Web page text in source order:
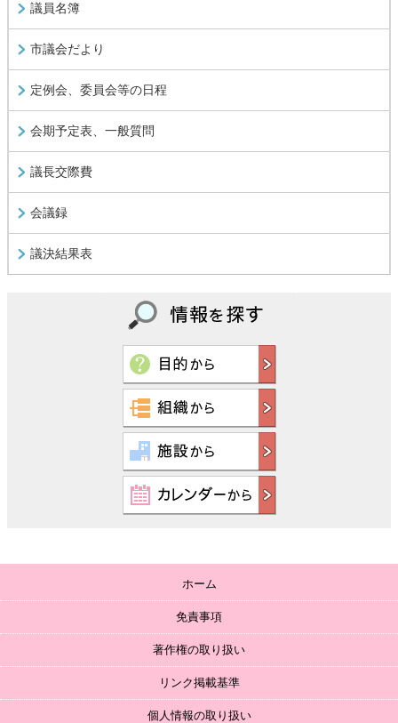
議員名簿
市議会だより
定例会、委員会等の日程
会期予定表、一般質問
議長交際費
会議録
議決結果表
ホーム
免責事項
著作権の取り扱い
リンク掲載基準
個人情報の取り扱い